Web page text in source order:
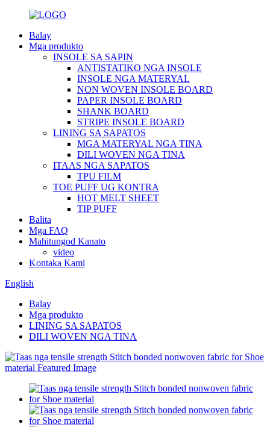
Balay
Mga produkto
INSOLE SA SAPIN
ANTISTATIKO NGA INSOLE
INSOLE NGA MATERYAL
NON WOVEN INSOLE BOARD
PAPER INSOLE BOARD
SHANK BOARD
STRIPE INSOLE BOARD
LINING SA SAPATOS
MGA MATERYAL NGA TINA
DILI WOVEN NGA TINA
ITAAS NGA SAPATOS
TPU FILM
TOE PUFF UG KONTRA
HOT MELT SHEET
TIP PUFF
Balita
Mga FAQ
Mahitungod Kanato
video
Kontaka Kami
English
Balay
Mga produkto
LINING SA SAPATOS
DILI WOVEN NGA TINA